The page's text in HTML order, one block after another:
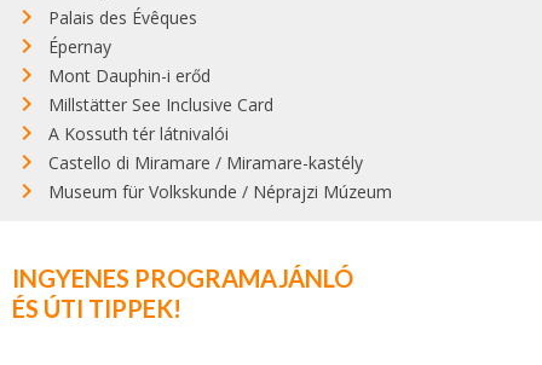
Palais des Évêques
Épernay
Mont Dauphin-i erőd
Millstätter See Inclusive Card
A Kossuth tér látnivalói
Castello di Miramare / Miramare-kastély
Museum für Volkskunde / Néprajzi Múzeum
INGYENES PROGRAMAJÁNLÓ
ÉS ÚTI TIPPEK!